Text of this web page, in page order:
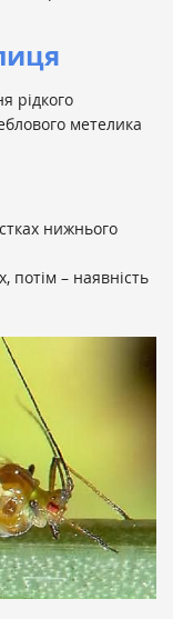
рідкого
метелика
нижнього
потім – наявність